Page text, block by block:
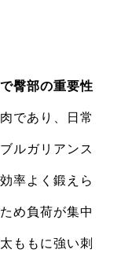
臀部の重要性
であり、日常
ルガリアンス
率よく鍛えら
め負荷が集中
ももに強い刺